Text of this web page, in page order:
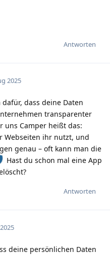
Antworten
2025
dafür, dass deine Daten
transparenter
uns Camper heißt das:
Webseiten ihr nutzt, und
genau – oft kann man die
Hast du schon mal eine App
Antworten
deine persönlichen Daten